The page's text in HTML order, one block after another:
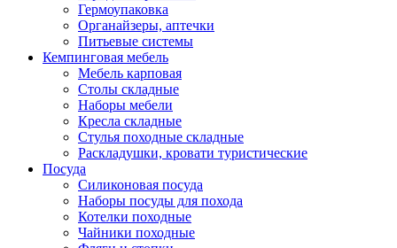
Гермоупаковка
Органайзеры, аптечки
Питьевые системы
Кемпинговая мебель
Мебель карповая
Столы складные
Наборы мебели
Кресла складные
Стулья походные складные
Раскладушки, кровати туристические
Посуда
Силиконовая посуда
Наборы посуды для похода
Котелки походные
Чайники походные